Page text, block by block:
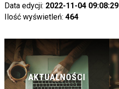
Data edycji: 2022-11-04 09:08:29
Ilość wyświetleń: 464
AKTUALNOŚCI